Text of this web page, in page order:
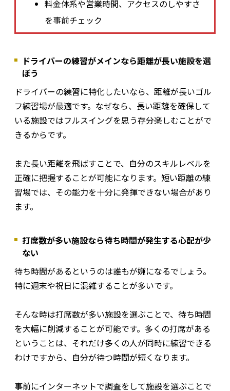
料金体系や営業時間、アクセスのしやすさ
を事前チェック
ドライバーの練習がメインなら距離が長い施設を選
ぼう
ドライバーの練習に特化したいなら、距離が長いゴル
フ練習場が最適です。なぜなら、長い距離を確保して
いる施設ではフルスイングを思う存分楽しむことがで
きるからです。
また長い距離を飛ばすことで、自分のスキルレベルを
正確に把握することが可能になります。短い距離の練
習場では、その能力を十分に発揮できない場合があり
ます。
打席数が多い施設なら待ち時間が発生する心配が少
ない
待ち時間があるというのは誰もが嫌になるでしょう。
特に週末や祝日に混雑することが多いです。
そんな時は打席数が多い施設を選ぶことで、待ち時間
を大幅に削減することが可能です。多くの打席がある
ということは、それだけ多くの人が同時に練習できる
わけですから、自分が待つ時間が短くなります。
事前にインターネットで調査をして施設を選ぶことで